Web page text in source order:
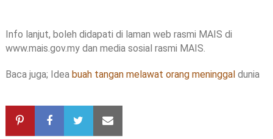
Info lanjut, boleh didapati di laman web rasmi MAIS di
www.mais.gov.my dan media sosial rasmi MAIS.
Baca juga; Idea buah tangan melawat orang meninggaldunia